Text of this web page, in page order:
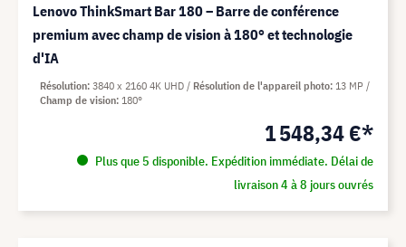
Lenovo ThinkSmart Bar 180 – Barre de conférence
premium avec champ de vision à 180° et technologie
d'IA
1 548,34 €*
Plus que 5 disponible. Expédition immédiate. Délai de
livraison 4 à 8 jours ouvrés
Résolution 3840 x 2160 4K UHD Résolution de l'appareil photo 13 MP
Champ de vision 180°